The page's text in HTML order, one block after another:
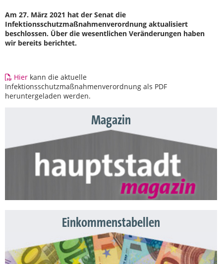
Am 27. März 2021 hat der Senat die
Infektionsschutzmaßnahmenverordnung aktualisiert
beschlossen. Über die wesentlichen Veränderungen haben
wir bereits berichtet.
Hier kann die aktuelle
Infektionsschutzmaßnahmenverordnung als PDF
heruntergeladen werden.
Magazin
Einkommenstabellen